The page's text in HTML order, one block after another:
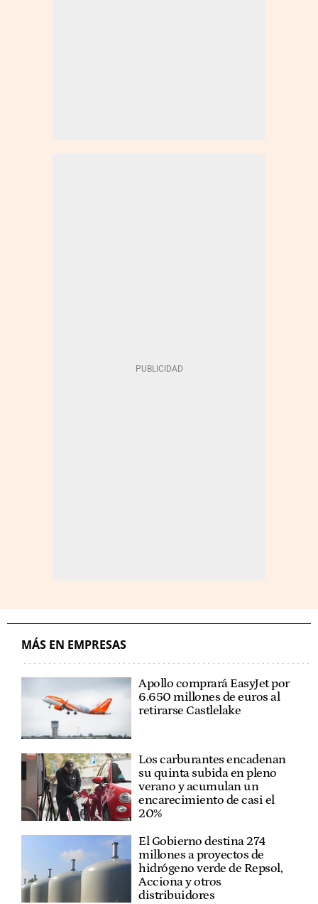
MÁS EN EMPRESAS
Apollo comprará EasyJet por
6.650 millones de euros al
retirarse Castlelake
Los carburantes encadenan
su quinta subida en pleno
verano y acumulan un
encarecimiento de casi el
20%
El Gobierno destina 274
millones a proyectos de
hidrógeno verde de Repsol,
Acciona y otros
distribuidores